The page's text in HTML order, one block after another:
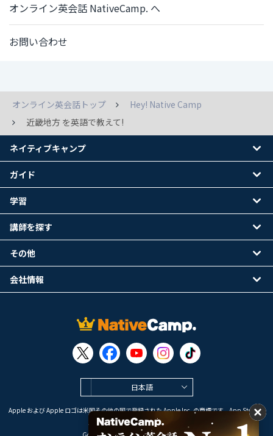
オンライン英会話 NativeCamp. へ
お問い合わせ
オンライン英会話トップ
Hey! Native Camp
近畿地方 を英語で教えて!
日本語
Apple および Apple ロゴは米国その他の国で登録された Apple Inc. の商標です。App Store は
Apple Inc. のサービスマークです。
ネイティブキャンプ
ガイド
学習
講師を探す
その他
会社情報